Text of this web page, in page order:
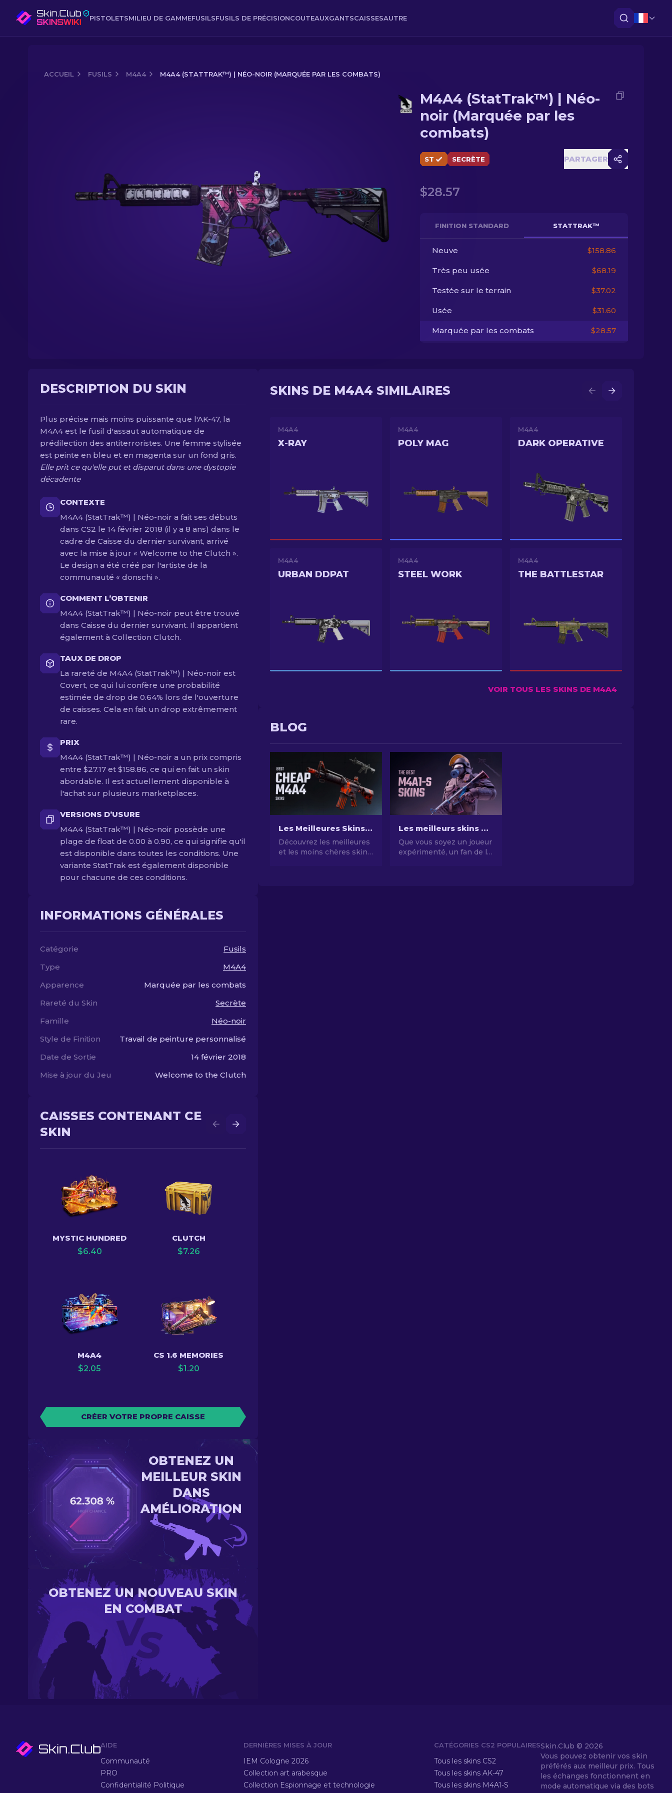
PISTOLETSMILIEU DE GAMMEFUSILSFUSILS DE PRÉCISIONCOUTEAUXGANTSCAISSESAUTRE
ACCUEIL FUSILS M4A4 M4A4 (STATTRAK™) | NÉO-NOIR (MARQUÉE PAR LES COMBATS)
M4A4 (StatTrak™) | Néo-
noir (Marquée par les
combats)
ST SECRÈTE PARTAGER
$28.57
FINITION STANDARD STATTRAK™
Neuve $158.86
Très peu usée $68.19
Testée sur le terrain $37.02
Usée $31.60
Marquée par les combats $28.57
DESCRIPTION DU SKIN
Plus précise mais moins puissante que l'AK-47, la
M4A4 est le fusil d'assaut automatique de
prédilection des antiterroristes. Une femme stylisée
est peinte en bleu et en magenta sur un fond gris.
Elle prit ce qu'elle put et disparut dans une dystopie
décadente
CONTEXTE
M4A4 (StatTrak™) | Néo-noir a fait ses débuts
dans CS2 le 14 février 2018 (il y a 8 ans) dans le
cadre de Caisse du dernier survivant, arrivé
avec la mise à jour « Welcome to the Clutch ».
Le design a été créé par l'artiste de la
communauté « donschi ».
COMMENT L’OBTENIR
M4A4 (StatTrak™) | Néo-noir peut être trouvé
dans Caisse du dernier survivant. Il appartient
également à Collection Clutch.
TAUX DE DROP
La rareté de M4A4 (StatTrak™) | Néo-noir est
Covert, ce qui lui confère une probabilité
estimée de drop de 0.64% lors de l'ouverture
de caisses. Cela en fait un drop extrêmement
rare.
PRIX
M4A4 (StatTrak™) | Néo-noir a un prix compris
entre $27.17 et $158.86, ce qui en fait un skin
abordable. Il est actuellement disponible à
l'achat sur plusieurs marketplaces.
VERSIONS D’USURE
M4A4 (StatTrak™) | Néo-noir possède une
plage de float de 0.00 à 0.90, ce qui signifie qu'il
est disponible dans toutes les conditions. Une
variante StatTrak est également disponible
pour chacune de ces conditions.
INFORMATIONS GÉNÉRALES
Catégorie
Fusils
Type
M4A4
Apparence
Marquée par les combats
Rareté du Skin
Secrète
Famille
Néo-noir
Style de Finition
Travail de peinture personnalisé
Date de Sortie
14 février 2018
Mise à jour du Jeu
Welcome to the Clutch
CAISSES CONTENANT CE
SKIN
MYSTIC HUNDRED
$6.40
CLUTCH
$7.26
M4A4
$2.05
CS 1.6 MEMORIES
$1.20
CRÉER VOTRE PROPRE CAISSE
OBTENEZ UN
MEILLEUR SKIN
DANS
AMÉLIORATION
OBTENEZ UN NOUVEAU SKIN
EN COMBAT
SKINS DE M4A4 SIMILAIRES
M4A4
X-RAY
M4A4
POLY MAG
M4A4
DARK OPERATIVE
M4A4
URBAN DDPAT
M4A4
STEEL WORK
M4A4
THE BATTLESTAR
VOIR TOUS LES SKINS DE M4A4
BLOG
Les Meilleures Skins M4A4 CS2 Bon Marché [2026]
Découvrez les meilleures
et les moins chères skins
Les meilleurs skins M4A1-S dans CS2 [2026]
Que vous soyez un joueur
expérimenté, un fan de la
AIDE
Communauté
PRO
Confidentialité Politique
DERNIÈRES MISES À JOUR
IEM Cologne 2026
Collection art arabesque
Collection Espionnage et technologie
CATÉGORIES CS2 POPULAIRES
Tous les skins CS2
Tous les skins AK-47
Tous les skins M4A1-S
Skin.Club © 2026
Vous pouvez obtenir vos skin
préférés aux meilleur prix. Tous
les échanges fonctionnent en
mode automatique via des bots